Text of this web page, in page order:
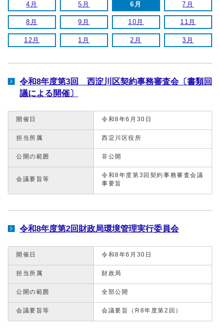
4月 5月 6月 7月
8月 9月 10月 11月
12月 1月 2月 3月
令和8年度第3回 西淀川区契約事務審査会〔書類回
議による開催〕
開催日 令和8年6月30日
担当所属 西淀川区役所
公開の範囲 非公開
会議要旨等
令和8年度第3回契約事務審査会議
事要旨
令和8年度第2回財政局環境管理実行委員会
開催日 令和8年6月30日
担当所属 財政局
公開の範囲 全部公開
会議要旨等 会議要旨（R8年度第2回）